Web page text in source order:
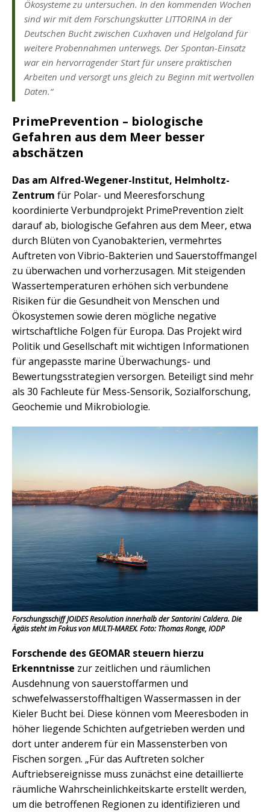
Ökosysteme zu untersuchen. In den kommenden Wochen
sind wir mit dem Forschungskutter LITTORINA in der
Deutschen Bucht zwischen Cuxhaven und Helgoland für
weitere Probennahmen unterwegs. Der Spontan-Einsatz
war ein hervorragender Start für unsere praktischen
Arbeiten und versorgt uns gleich zu Beginn mit wertvollen
Daten.“
PrimePrevention – biologische
Gefahren aus dem Meer besser
abschätzen
Das am Alfred-Wegener-Institut, Helmholtz-
Zentrum für Polar- und Meeresforschung
koordinierte Verbundprojekt PrimePrevention zielt
darauf ab, biologische Gefahren aus dem Meer, etwa
durch Blüten von Cyanobakterien, vermehrtes
Auftreten von Vibrio-Bakterien und Sauerstoffmangel
zu überwachen und vorherzusagen. Mit steigenden
Wassertemperaturen erhöhen sich verbundene
Risiken für die Gesundheit von Menschen und
Ökosystemen sowie deren mögliche negative
wirtschaftliche Folgen für Europa. Das Projekt wird
Politik und Gesellschaft mit wichtigen Informationen
für angepasste marine Überwachungs- und
Bewertungsstrategien versorgen. Beteiligt sind mehr
als 30 Fachleute für Mess-Sensorik, Sozialforschung,
Geochemie und Mikrobiologie.
Forschungsschiff JOIDES Resolution innerhalb der Santorini Caldera. Die
Ägäis steht im Fokus von MULTI-MAREX. Foto: Thomas Ronge, IODP
Forschende des GEOMAR steuern hierzu
Erkenntnisse zur zeitlichen und räumlichen
Ausdehnung von sauerstoffarmen und
schwefelwasserstoffhaltigen Wassermassen in der
Kieler Bucht bei. Diese können vom Meeresboden in
höher liegende Schichten aufgetrieben werden und
dort unter anderem für ein Massensterben von
Fischen sorgen. „Für das Auftreten solcher
Auftriebsereignisse muss zunächst eine detaillierte
räumliche Wahrscheinlichkeitskarte erstellt werden,
um die betroffenen Regionen zu identifizieren und